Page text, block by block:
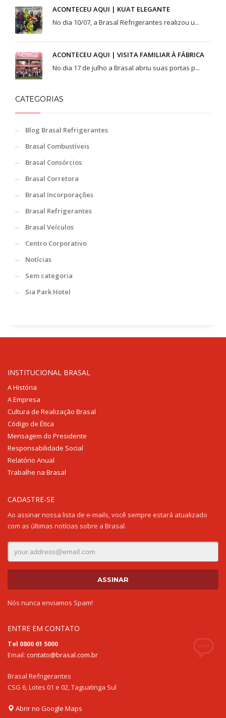
ACONTECEU AQUI | KUAT ELEGANTE
No dia 10/07, a Brasal Refrigerantes realizou u...
ACONTECEU AQUI | VISITA FAMILIAR À FÁBRICA
No dia 17 de julho a Brasal abriu suas portas p...
CATEGORIAS
Blog Brasal Refrigerantes
Brasal Combustíveis
Brasal Consórcios
Brasal Corretora
Brasal Incorporações
Brasal Refrigerantes
Brasal Veículos
Centro Corporativo
Notícias
Sem categoria
Sia Park Hotel
INSTITUCIONAL BRASAL
A História
A Empresa
Cultura de Realização Brasal
Código de Ética
Mensagem do Presidente
Responsabilidade Social
Relatório Anual
Trabalhe na Brasal
CADASTRE-SE
Ao assinar nossa lista de e-mails, você sempre estará atualizado
com as últimas notícias sobre a Brasal.
Nós nunca enviamos Spam!
ENTRE EM CONTATO
Tel 0800 61 5000
Email: contato@brasal.com.br
Brasal Refrigerantes
CSG 6, Lotes 01 e 02, Taguatinga Sul
Abrir no Google Maps